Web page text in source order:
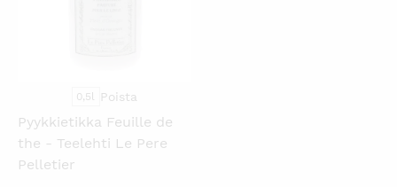
0,5l Poista
Pyykkietikka Feuille de
the - Teelehti Le Pere
Pelletier